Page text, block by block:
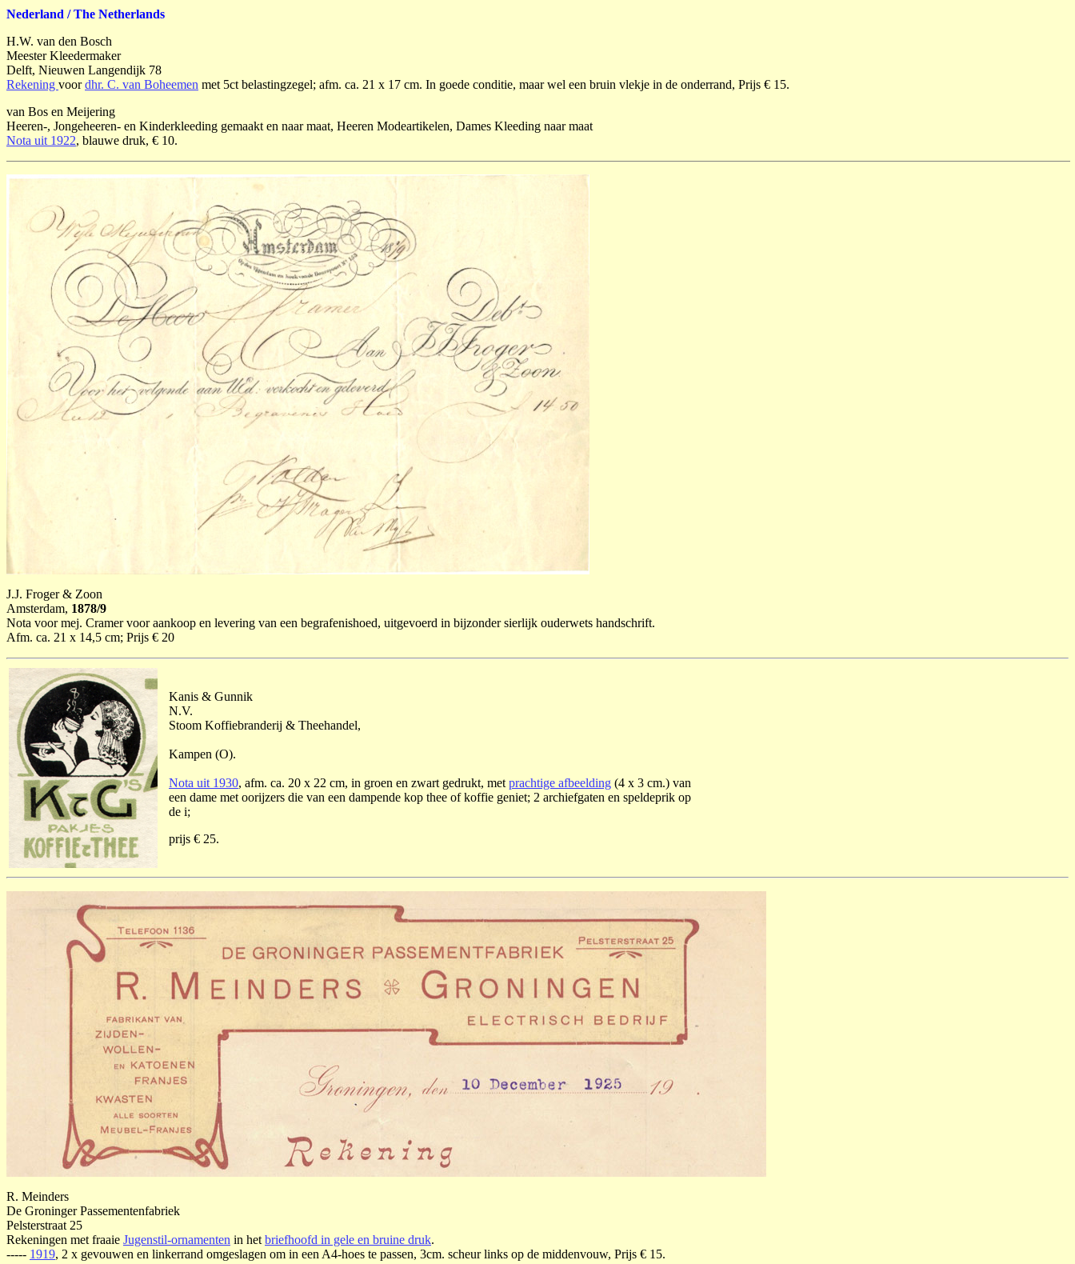
Nederland / The Netherlands
H.W. van den Bosch
Meester Kleedermaker
Delft, Nieuwen Langendijk 78
Rekening voordhr. C. van Boheemen met 5ct belastingzegel; afm. ca. 21 x 17 cm. In goede conditie, maar wel een bruin vlekje in de onderrand, Prijs € 15.
van Bos en Meijering
Heeren-, Jongeheeren- en Kinderkleeding gemaakt en naar maat, Heeren Modeartikelen, Dames Kleeding naar maat
Nota uit 1922, blauwe druk, € 10.
J.J. Froger & Zoon
Amsterdam, 1878/9
Nota voor mej. Cramer voor aankoop en levering van een begrafenishoed, uitgevoerd in bijzonder sierlijk ouderwets handschrift.
Afm. ca. 21 x 14,5 cm; Prijs € 20
Kanis & Gunnik
N.V.
Stoom Koffiebranderij & Theehandel,
Kampen (O).
Nota uit 1930, afm. ca. 20 x 22 cm, in groen en zwart gedrukt, met prachtige afbeelding (4 x 3 cm.) van
een dame met oorijzers die van een dampende kop thee of koffie geniet; 2 archiefgaten en speldeprik op
de i;
prijs € 25.
R. Meinders
De Groninger Passementenfabriek
Pelsterstraat 25
Rekeningen met fraaie Jugenstil-ornamenten in het briefhoofd in gele en bruine druk.
----- 1919, 2 x gevouwen en linkerrand omgeslagen om in een A4-hoes te passen, 3cm. scheur links op de middenvouw, Prijs € 15.